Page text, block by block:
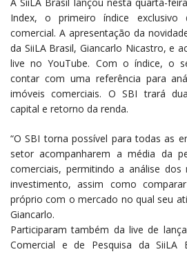
A SiiLA Brasil lançou nesta quarta-
Index, o primeiro índice exclusivo
comercial. A apresentação da
da SiiLA Brasil, Giancarlo Nicastro, e
live no YouTube. Com o índice, o
contar com uma referência para
imóveis comerciais. O SBI trará
capital e retorno da renda.
“O SBI torna possível para todas as
setor acompanharem a média da
comerciais, permitindo a análise dos
investimento, assim como
próprio com o mercado no qual seu
Giancarlo.
Participaram também da live de
Comercial e de Pesquisa da SiiLA